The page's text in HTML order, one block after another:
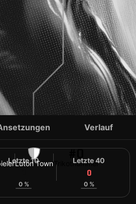
Luton Town Trikotnummer
Verlauf
Letzte 10
0 %
Letzte 40
0
0 %